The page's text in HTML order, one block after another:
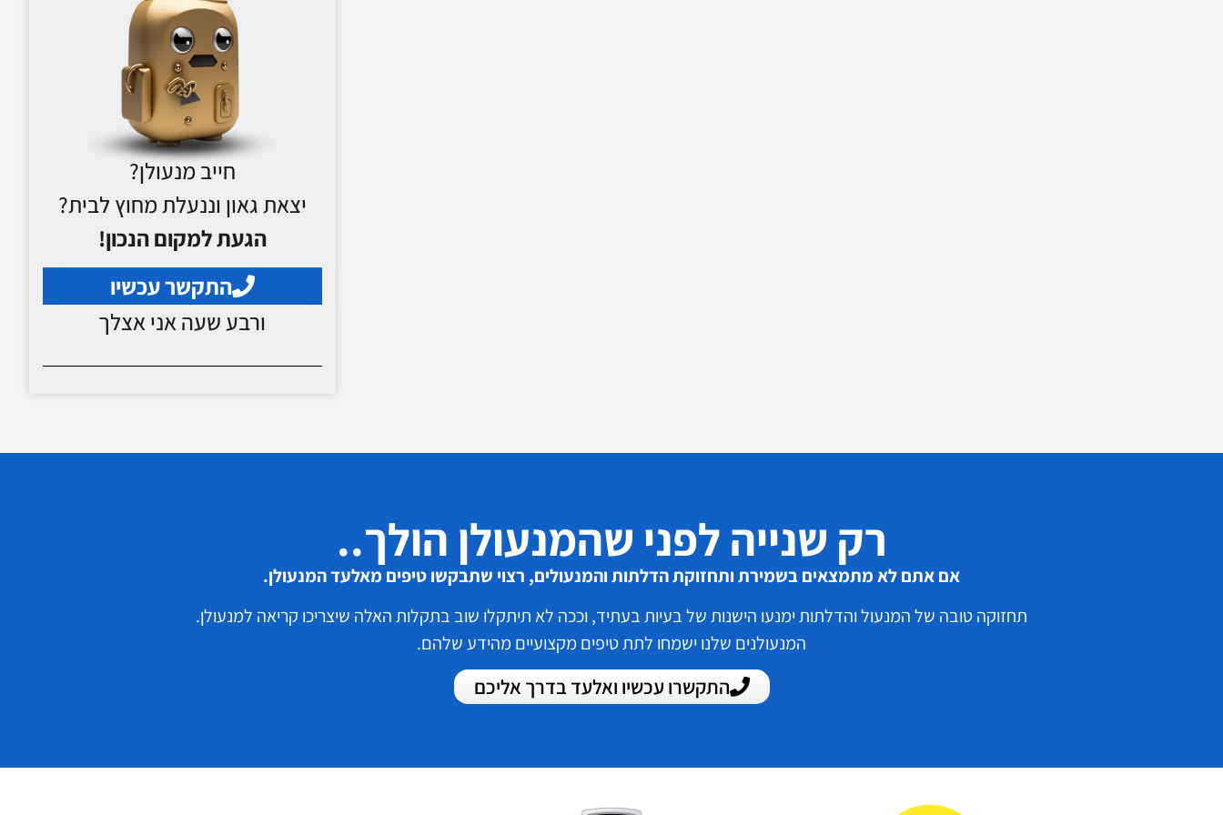
חייב מנעולן?
יצאת גאון וננעלת מחוץ לבית?
הגעת למקום הנכון!
התקשר עכשיו
ורבע שעה אני אצלך
רק שנייה לפני שהמנעולן הולך..
אם אתם לא מתמצאים בשמירת ותחזוקת הדלתות והמנעולים, רצוי שתבקשו טיפים מאלעד המנעולן.
תחזוקה טובה של המנעול והדלתות ימנעו הישנות של בעיות בעתיד, וככה לא תיתקלו שוב בתקלות האלה שיצריכו קריאה למנעולן.
המנעולנים שלנו ישמחו לתת טיפים מקצועיים מהידע שלהם.
התקשרו עכשיו ואלעד בדרך אליכם